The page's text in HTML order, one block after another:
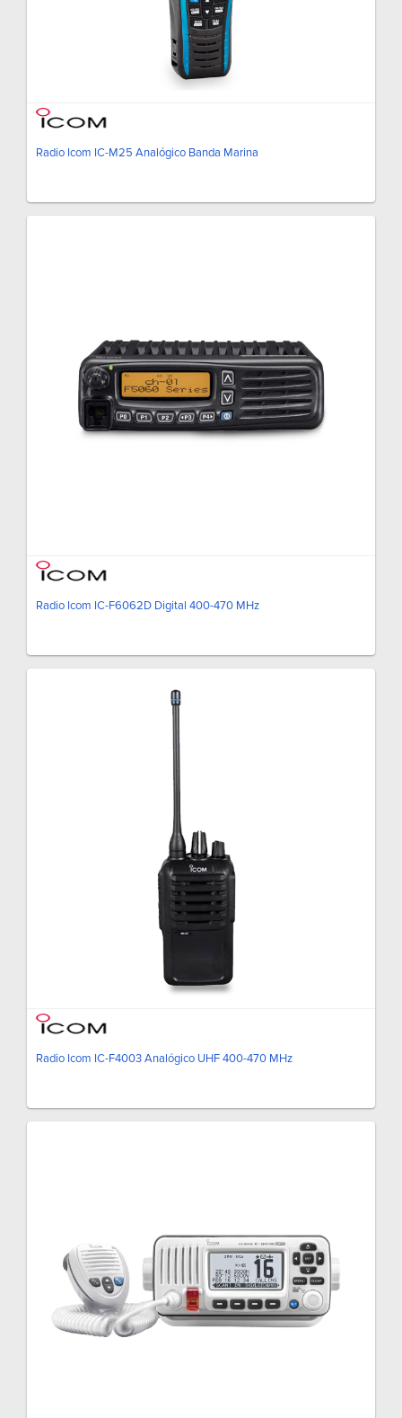
Radio Icom IC-M25 Analógico Banda Marina
Radio Icom IC-F6062D Digital 400-470 MHz
Radio Icom IC-F4003 Analógico UHF 400-470 MHz